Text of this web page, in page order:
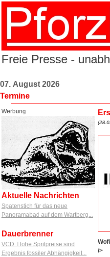
Freie Presse -
07. August 2026
Termine
Werbung
Aktuelle Nachrichten
Spatenstich für das neue
Panoramabad auf dem Wartberg...
Dauerbrenner
VCD: Hohe Spritpreise sind
Ergebnis fossiler Abhängigkeit...
/>